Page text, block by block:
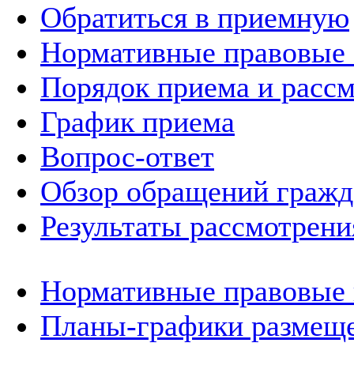
Обратиться в приемную
Нормативные правовые
Порядок приема и
График приема
Вопрос-ответ
Обзор обращений
Результаты
Нормативные
Планы-графики